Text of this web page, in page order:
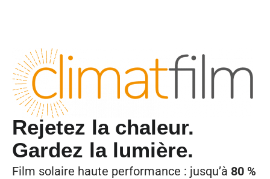
Rejetez la chaleur.
Gardez la lumière.
Film solaire haute performance : jusqu’à 80 %